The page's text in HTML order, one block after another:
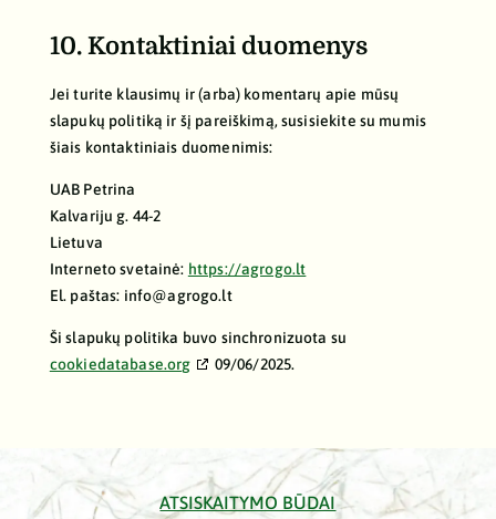
10. Kontaktiniai duomenys
Jei turite klausimų ir (arba) komentarų apie mūsų
slapukų politiką ir šį pareiškimą, susisiekite su mumis
šiais kontaktiniais duomenimis:
UAB Petrina
Kalvariju g. 44-2
Lietuva
Interneto svetainė: https://agrogo.lt
El. paštas: info@agrogo.lt
Ši slapukų politika buvo sinchronizuota su
cookiedatabase.org
09/06/2025.
ATSISKAITYMO BŪDAI